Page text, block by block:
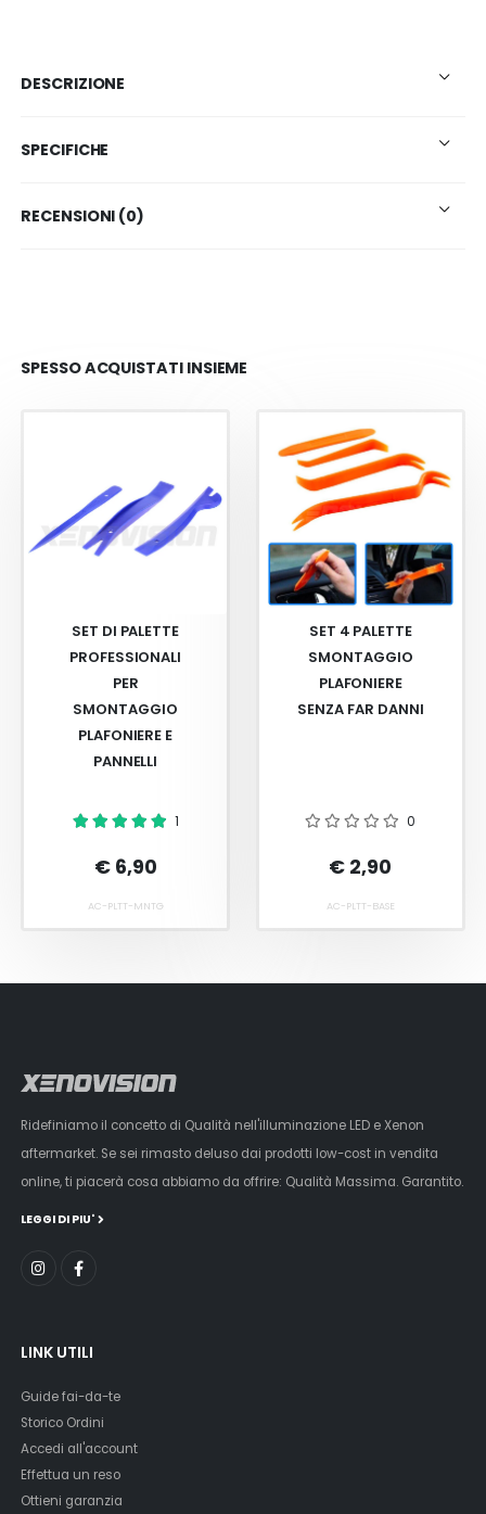
DESCRIZIONE
SPECIFICHE
RECENSIONI (0)
SPESSO ACQUISTATI INSIEME
SET DI PALETTE
PROFESSIONALI
PER
SMONTAGGIO
PLAFONIERE E
PANNELLI
1
€ 6,90
AC-PLTT-MNTG
SET 4 PALETTE
SMONTAGGIO
PLAFONIERE
SENZA FAR DANNI
0
€ 2,90
AC-PLTT-BASE
Ridefiniamo il concetto di Qualità nell'illuminazione LED e Xenon
aftermarket. Se sei rimasto deluso dai prodotti low-cost in vendita
online, ti piacerà cosa abbiamo da offrire: Qualità Massima. Garantito.
LEGGI DI PIU'
LINK UTILI
Guide fai-da-te
Storico Ordini
Accedi all'account
Effettua un reso
Ottieni garanzia